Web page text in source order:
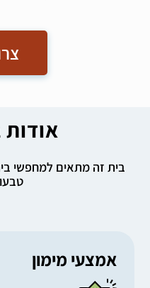
אודות
בית זה מתאים למחפשי
אמצעי מימון